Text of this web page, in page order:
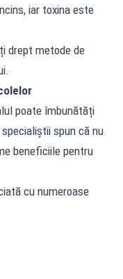
iar toxina este
drept metode de
poate îmbunătăți
spun că nu
beneficiile pentru
cu numeroase